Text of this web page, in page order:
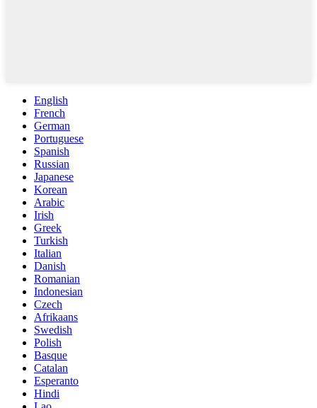
English
French
German
Portuguese
Spanish
Russian
Japanese
Korean
Arabic
Irish
Greek
Turkish
Italian
Danish
Romanian
Indonesian
Czech
Afrikaans
Swedish
Polish
Basque
Catalan
Esperanto
Hindi